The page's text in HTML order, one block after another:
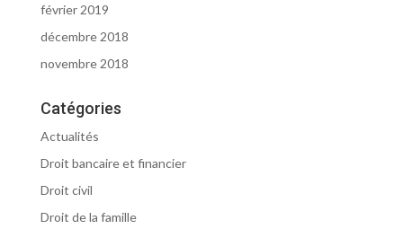
février 2019
décembre 2018
novembre 2018
Catégories
Actualités
Droit bancaire et financier
Droit civil
Droit de la famille